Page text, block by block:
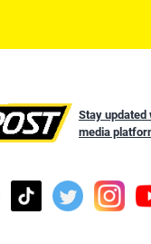
Stay updated
media